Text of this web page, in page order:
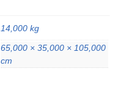
14,000 kg
65,000 × 35,000 × 105,000
cm